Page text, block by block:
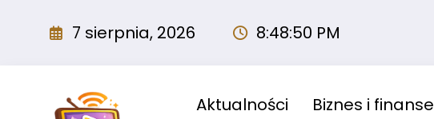
7 sierpnia, 2026 8:48:51 PM
Aktualności Biznes i finanse